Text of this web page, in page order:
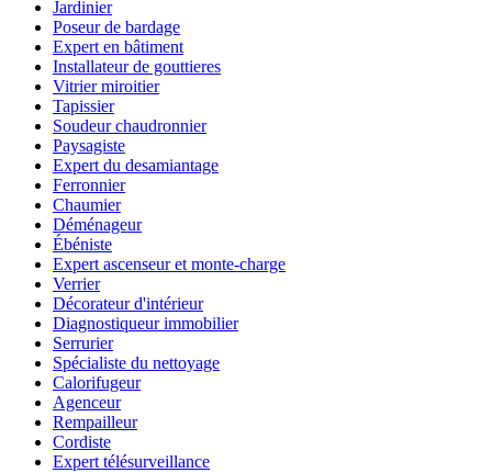
Jardinier
Poseur de bardage
Expert en bâtiment
Installateur de gouttieres
Vitrier miroitier
Tapissier
Soudeur chaudronnier
Paysagiste
Expert du desamiantage
Ferronnier
Chaumier
Déménageur
Ébéniste
Expert ascenseur et monte-charge
Verrier
Décorateur d'intérieur
Diagnostiqueur immobilier
Serrurier
Spécialiste du nettoyage
Calorifugeur
Agenceur
Rempailleur
Cordiste
Expert télésurveillance